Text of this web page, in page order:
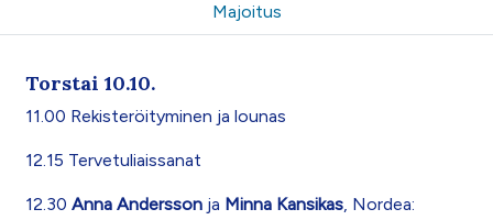
Majoitus
Torstai 10.10.
11.00 Rekisteröityminen ja lounas
12.15 Tervetuliaissanat
12.30 Anna Andersson ja Minna Kansikas, Nordea: